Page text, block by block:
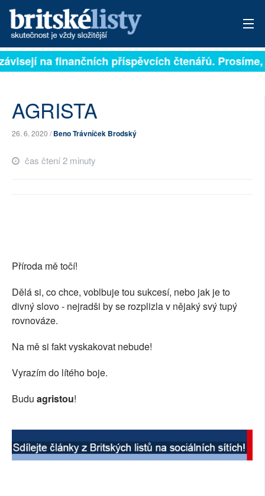
PŘIHLÁSIT
ARCHIV
RUBRIKY
na finančních příspěvcích čtenářů. Prosíme,
AGRISTA
26. 6. 2020 /Beno Trávníček Brodský
čas čtení 2 minuty
Příroda mě točí!
Dělá si, co chce, voblbuje tou sukcesí, nebo jak je to
divný slovo - nejradši by se rozplizla v nějaký svý tupý
rovnováze.
Na mě si fakt vyskakovat nebude!
Vyrazím do lítého boje.
Budu agristou!